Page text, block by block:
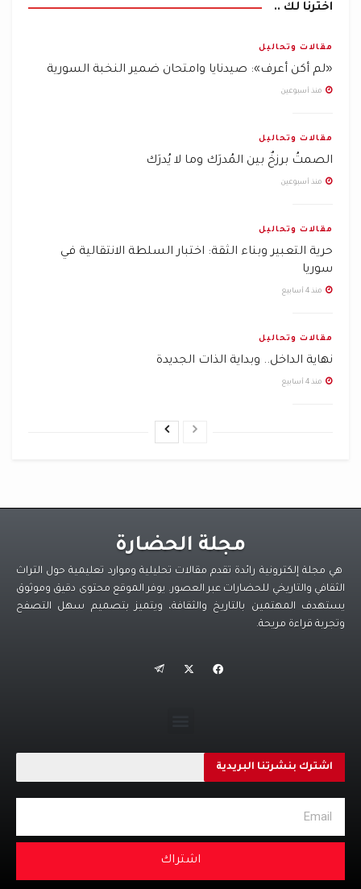
اخترنا لك ..
مقالات وتحاليل
«لم أكن أعرف»: صيدنايا وامتحان ضمير النخبة السورية
منذ أسبوعين
مقالات وتحاليل
الصمتُ برزخٌ بين المُدرَك وما لا يُدرَك
منذ أسبوعين
مقالات وتحاليل
حرية التعبير وبناء الثقة: اختبار السلطة الانتقالية في
سوريا
منذ 4 أسابيع
مقالات وتحاليل
نهاية الداخل.. وبداية الذات الجديدة
منذ 4 أسابيع
مجلة الحضارة
هي مجلة إلكترونية رائدة تقدم مقالات تحليلية وموارد تعليمية حول التراث
الثقافي والتاريخي للحضارات عبر العصور. يوفر الموقع محتوى دقيق وموثوق
يستهدف المهتمين بالتاريخ والثقافة، ويتميز بتصميم سهل التصفح
وتجربة قراءة مريحة.
اشترك بنشرتنا البريدية
اشتراك